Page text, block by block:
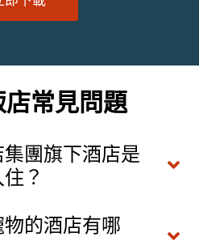
店常見問題
團旗下酒店是
？
的酒店有哪